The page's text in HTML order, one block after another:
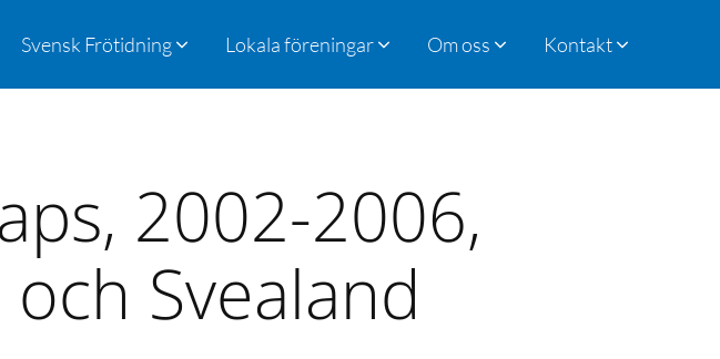
Svensk Frötidning Lokala föreningar Om oss Kontakt
2002-2006,
Svealand